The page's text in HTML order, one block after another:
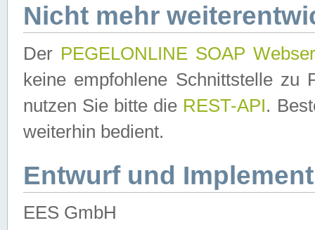
Nicht mehr
Der PEGELONLINE SOAP
keine empfohlene Schnittstelle zu
nutzen Sie bitte die REST-API.
weiterhin bedient.
Entwurf und
EES GmbH